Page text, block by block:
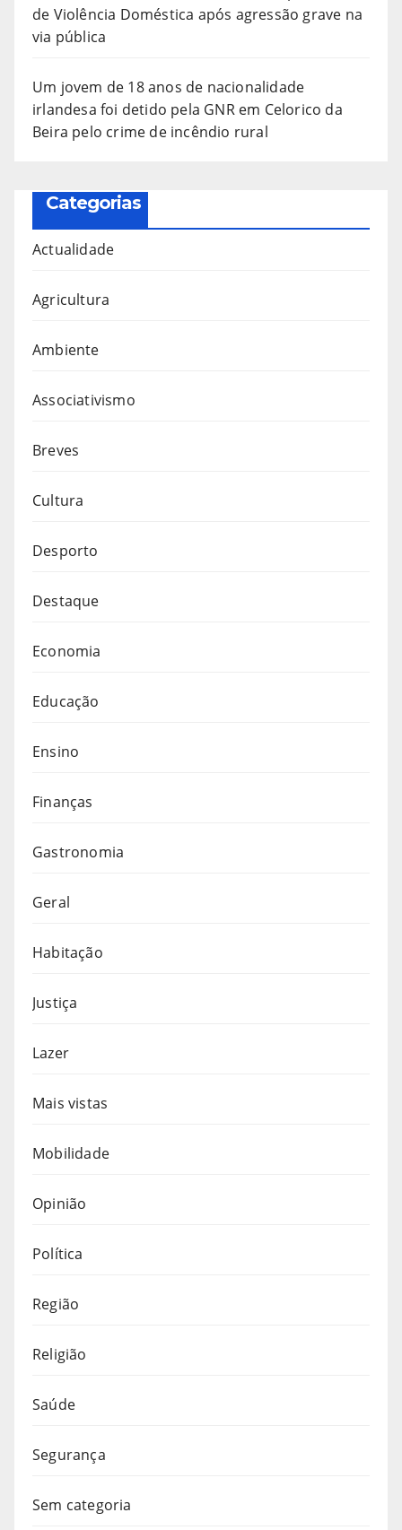
de Violência Doméstica após agressão grave na
via pública
Um jovem de 18 anos de nacionalidade
irlandesa foi detido pela GNR em Celorico da
Beira pelo crime de incêndio rural
Categorias
Actualidade
Agricultura
Ambiente
Associativismo
Breves
Cultura
Desporto
Destaque
Economia
Educação
Ensino
Finanças
Gastronomia
Geral
Habitação
Justiça
Lazer
Mais vistas
Mobilidade
Opinião
Política
Região
Religião
Saúde
Segurança
Sem categoria